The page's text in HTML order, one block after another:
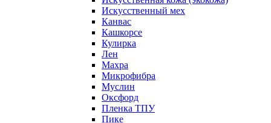
Искусственный мех
Канвас
Кашкорсе
Кулирка
Лен
Махра
Микрофибра
Муслин
Оксфорд
Пленка ТПУ
Пике